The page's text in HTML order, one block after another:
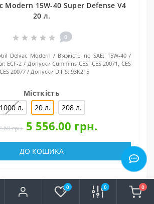
0 0 0
Modern 15W-40 Super Defense V4
20 л.
0
Delvac Modern В'язкість по SAE: 15W-40
ECF-2 Допуски Cummins CES: CES 20071, CES
20077
Допуски D.F.S: 93K215
Місткість
1000 л.
20 л. 208 л.
грн. 5 556.00 грн.
ДО КОШИКА